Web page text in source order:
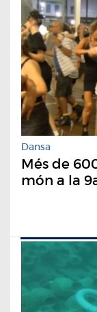
Dansa
Més de
món a la